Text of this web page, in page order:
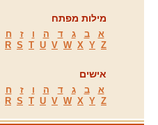
מילות מפתח
א ב ג ד ה ו ז ח
R S T U V W X Y Z
אישים
א ב ג ד ה ו ז ח
R S T U V W X Y Z